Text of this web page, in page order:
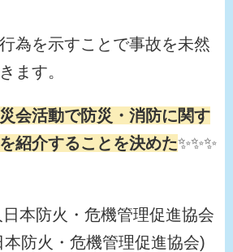
為を示すことで事故を未然
ます。
会活動で防災・消防に関す
紹介することを決めた✨✨✨
本防火・危機管理促進協会
防火・危機管理促進協会)